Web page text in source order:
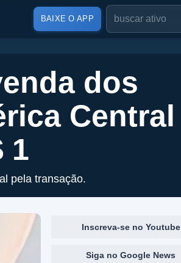
BAIXE O APP
dos
Central
1
pela transação.
Inscreva-se no Youtube
Siga no Google News